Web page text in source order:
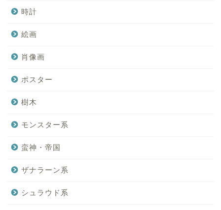
時計
絵画
肖像画
ポスター
樹木
モンスター系
蛮神・帝国
ザナラーン系
シュラウド系